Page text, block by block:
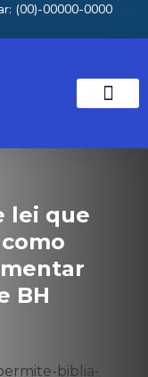
(00)-00000-0000
lei que
BH